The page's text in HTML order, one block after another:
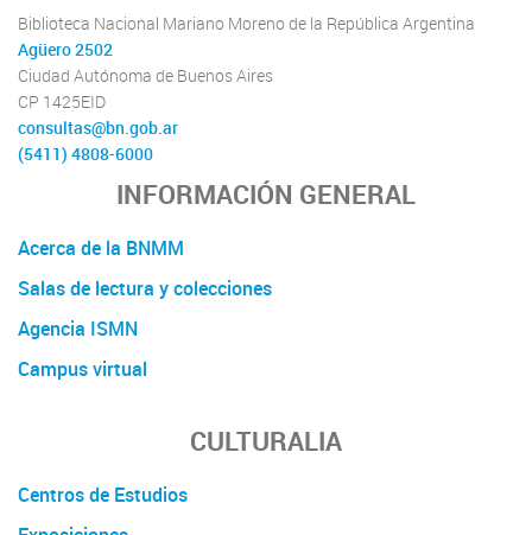
Biblioteca Nacional Mariano Moreno de la República Argentina
Agüero 2502
Ciudad Autónoma de Buenos Aires
CP 1425EID
consultas@bn.gob.ar
(5411) 4808-6000
INFORMACIÓN GENERAL
Acerca de la BNMM
Salas de lectura y colecciones
Agencia ISMN
Campus virtual
CULTURALIA
Centros de Estudios